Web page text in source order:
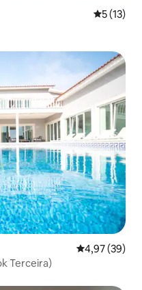
Prosječna
5 (13)
Prosječna
4,97 (39)
Terceira)